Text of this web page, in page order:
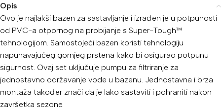
Opis
Ovo je najlakši bazen za sastavljanje i izrađen je u potpunosti
od PVC-a otpornog na probijanje s Super-Tough™
tehnologijom. Samostojeći bazen koristi tehnologiju
napuhavajućeg gornjeg prstena kako bi osigurao potpunu
sigurnost. Ovaj set uključuje pumpu za filtriranje za
jednostavno održavanje vode u bazenu. Jednostavna i brza
montaža također znači da je lako sastaviti i pohraniti nakon
završetka sezone.